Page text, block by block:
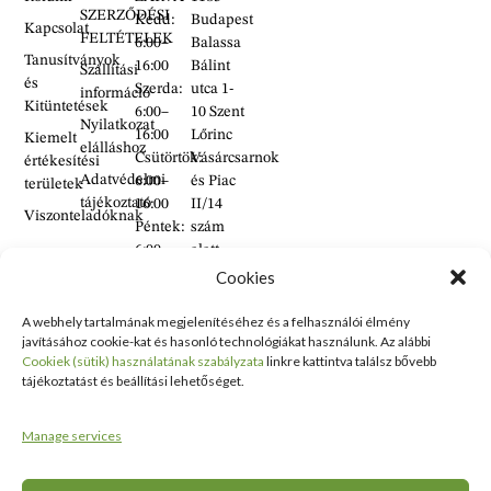
Cookies
A webhely tartalmának megjelenítéséhez és a felhasználói élmény
javításához cookie-kat és hasonló technológiákat használunk. Az alábbi
Cookiek (sütik) használatának szabályzata linkre kattintva találsz bővebb
tájékoztatást és beállítási lehetőséget.
Manage services
Kapcsolat
Tanusítványok
és
Kitüntetések
Kiemelt
értékesítési
területek
Viszonteladóknak
SZERZŐDÉSI
FELTÉTELEK
Szállítási
információ
Nyilatkozat
elálláshoz
Adatvédelmi
tájékoztató
Budapest
Balassa
Bálint
utca 1-
10 Szent
Lőrinc
Vásárcsarnok
és Piac
II/14
szám
alatt
található
+36 30
938
2626
Kedd:
6:00–
16:00
Szerda:
6:00–
16:00
Csütörtök:
6:00–
16:00
Péntek:
6:00–
6:00–
14:00
Vasárnap:
ZÁRVA